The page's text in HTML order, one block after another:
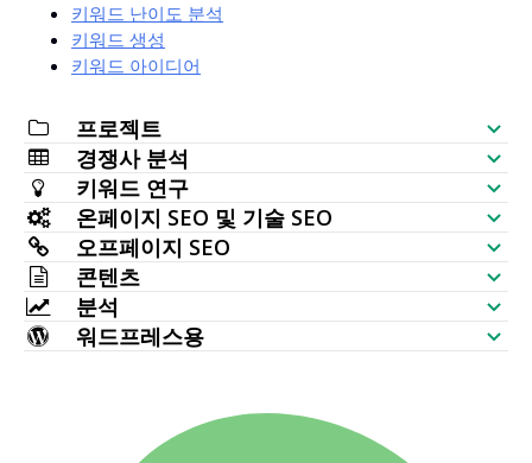
키워드 난이도 분석
키워드 생성
키워드 아이디어
프로젝트
SEO 체크리스트
경쟁사 분석
웹사이트 가시성 확인기
SERP 분석기
키워드 연구
키워드 생성기
대량 검색량 확인기
키워드 아이디어 (실시간 데이터)
온페이지 SEO 및 기술 SEO
SEO 감사
키워드 배치
HTTP 요청
오프페이지 SEO
백링크 확인기
가장 많이 연결된 페이지
콘텐츠
AI 기사 생성기
분석
키워드 순위 확인기
워드프레스용
다중 워드프레스 테마